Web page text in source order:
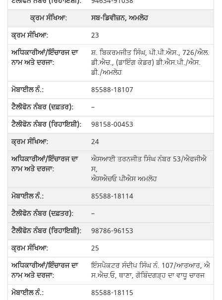
ਸਬ-ਡਿਵੀਜ਼ਨ, ਅਮਲੋਹ
23
ਸ਼. ਬਿਕਰਮਜੀਤ ਸਿੰਘ, ਪੀ.ਪੀ.ਐਸ., 726/ਐਲ.
ਡੀ.ਐਚ., (ਡਾਇੰਗ ਕੇਡਰ) ਡੀ.ਐਸ.ਪੀ./ਐਸ.
ਡੀ./ਅਮਲੋਹ
85588-18107
–
98158-00453
24
ਐਸਆਈ ਤਰਨਜੀਤ ਸਿੰਘ ਨੰਬਰ 53/ਐਫਜੀਐ
ਸ,
ਐਸਐਚਓ ਪੀਐਸ ਅਮਲੋਹ
85588-18114
–
98786-96153
25
ਇੰਸਪੈਕਟਰ ਸੰਦੀਪ ਸਿੰਘ ਨੰ. 107/ਆਰਆਰ, ਐ
ਸ.ਐਚ.ਓ, ਥਾਣਾ, ਗੋਬਿੰਦਗੜ੍ਹ ਦਾ ਵਾਧੂ ਚਾਰਜ
85588-18115